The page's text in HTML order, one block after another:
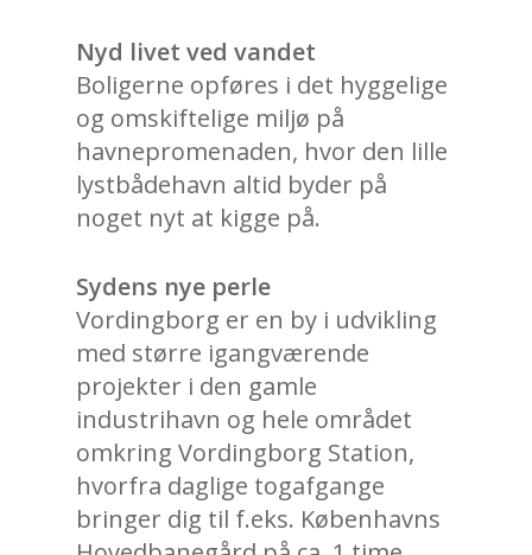
Nyd livet ved vandet
Boligerne opføres i det hyggelige
og omskiftelige miljø på
havnepromenaden, hvor den lille
lystbådehavn altid byder på
noget nyt at kigge på.
Sydens nye perle
Vordingborg er en by i udvikling
med større igangværende
projekter i den gamle
industrihavn og hele området
omkring Vordingborg Station,
hvorfra daglige togafgange
bringer dig til f.eks. Københavns